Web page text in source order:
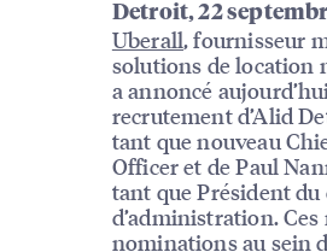
Detroit, 22
Uberall, fournisseur
solutions de location
a annoncé
recrutement d’Alid
tant que nouveau
Officer et de Paul
tant que Président du
d’administration.
nominations au sein